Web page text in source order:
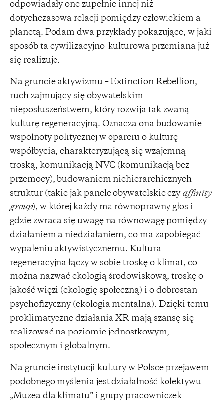
odpowiadały one zupełnie innej niż
dotychczasowa relacji pomiędzy człowiekiem a
planetą. Podam dwa przykłady pokazujące, w jaki
sposób ta cywilizacyjno-kulturowa przemiana już
się realizuje.
Na gruncie aktywizmu – Extinction Rebellion,
ruch zajmujący się obywatelskim
nieposłuszeństwem, który rozwija tak zwaną
kulturę regeneracyjną. Oznacza ona budowanie
wspólnoty politycznej w oparciu o kulturę
współbycia, charakteryzującą się wzajemną
troską, komunikacją NVC (komunikacją bez
przemocy), budowaniem niehierarchicznych
struktur (takie jak panele obywatelskie czy affinity
group), w której każdy ma równoprawny głos i
gdzie zwraca się uwagę na równowagę pomiędzy
działaniem a niedziałaniem, co ma zapobiegać
wypaleniu aktywistycznemu. Kultura
regeneracyjna łączy w sobie troskę o klimat, co
można nazwać ekologią środowiskową, troskę o
jakość więzi (ekologię społeczną) i o dobrostan
psychofizyczny (ekologia mentalna). Dzięki temu
proklimatyczne działania XR mają szansę się
realizować na poziomie jednostkowym,
społecznym i globalnym.
Na gruncie instytucji kultury w Polsce przejawem
podobnego myślenia jest działalność kolektywu
„Muzea dla klimatu” i grupy pracowniczek